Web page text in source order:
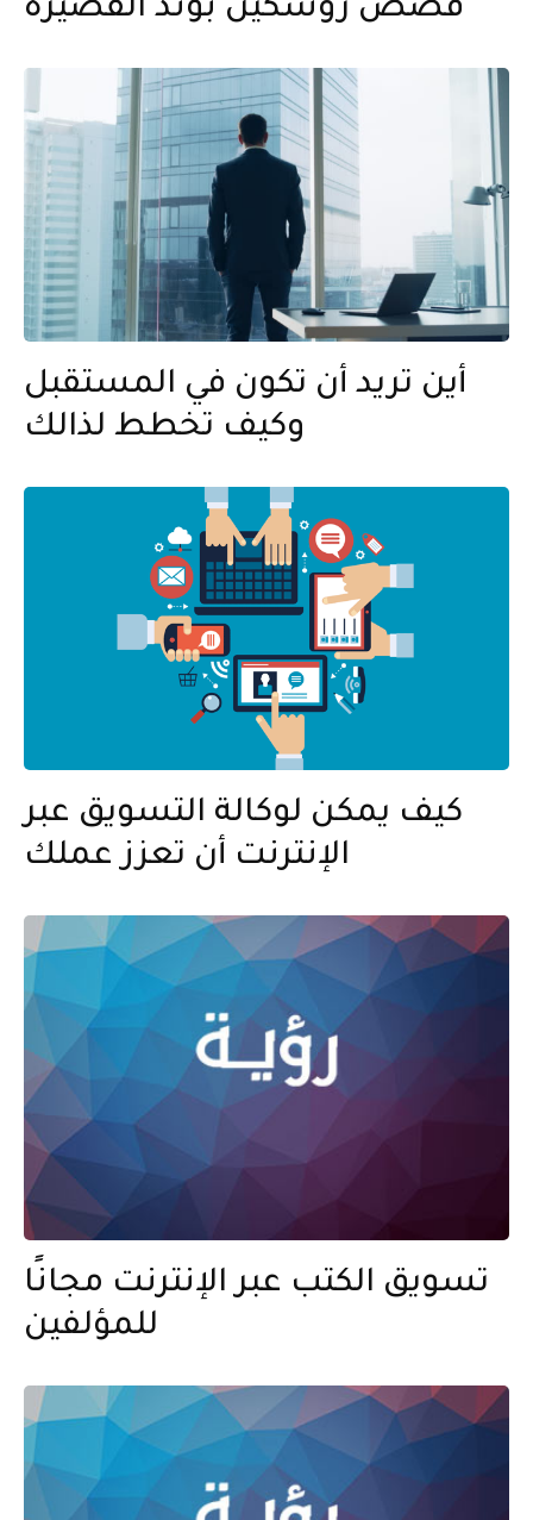
قصص روسكين بوند القصيرة
أين تريد أن تكون في المستقبل
وكيف تخطط لذالك
كيف يمكن لوكالة التسويق عبر
الإنترنت أن تعزز عملك
تسويق الكتب عبر الإنترنت مجانًا
للمؤلفين